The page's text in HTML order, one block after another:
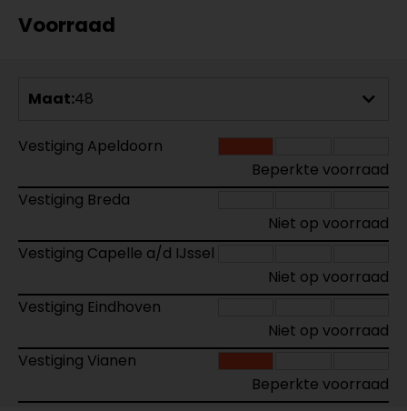
Voorraad
Maat:48
Vestiging Apeldoorn
Beperkte voorraad
Vestiging Breda
Niet op voorraad
Vestiging Capelle a/d IJssel
Niet op voorraad
Vestiging Eindhoven
Niet op voorraad
Vestiging Vianen
Beperkte voorraad